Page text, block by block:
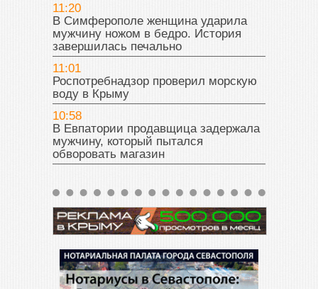
11:20
В Симферополе женщина ударила
мужчину ножом в бедро. История
завершилась печально
11:01
Роспотребнадзор проверил морскую
воду в Крыму
10:58
В Евпатории продавщица задержала
мужчину, который пытался
обворовать магазин